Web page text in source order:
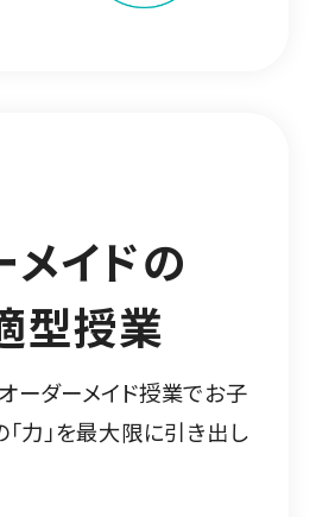
イドの
型授業
ーダーメイド授業でお子
力」を最大限に引き出し